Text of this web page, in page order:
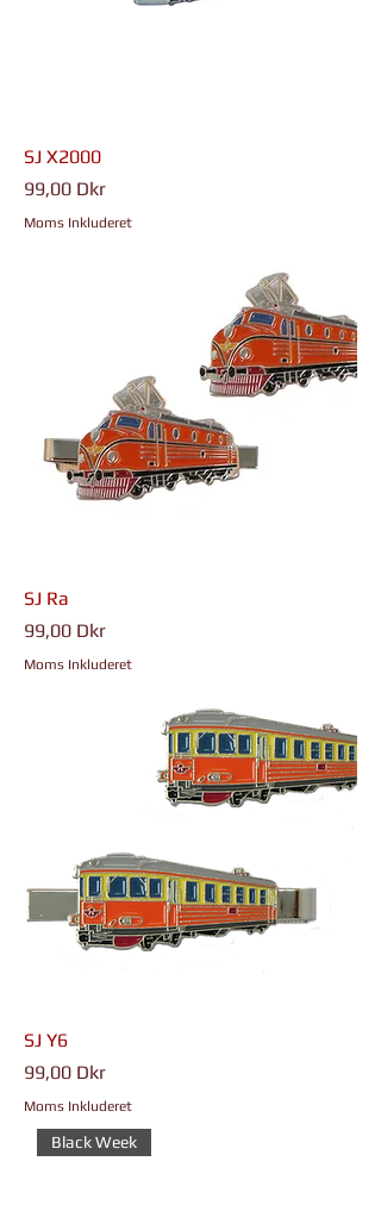
SJ X2000
Pris
99,00 Dkr
Moms Inkluderet
SJ Ra
Pris
99,00 Dkr
Moms Inkluderet
SJ Y6
Pris
99,00 Dkr
Moms Inkluderet
Black Week